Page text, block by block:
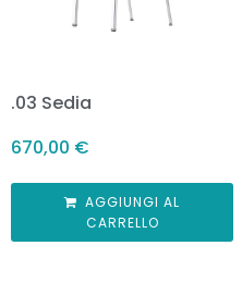
.03 Sedia
670,00 €
AGGIUNGI AL
CARRELLO